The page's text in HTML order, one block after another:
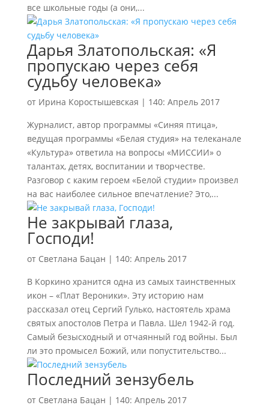
все школьные годы (а они,...
Дарья Златопольская: «Я
пропускаю через себя
судьбу человека»
от Ирина Коростышевская | 140: Апрель 2017
Журналист, автор программы «Синяя птица»,
ведущая программы «Белая студия» на телеканале
«Культура» ответила на вопросы «МИССИИ» о
талантах, детях, воспитании и творчестве.
Разговор с каким героем «Белой студии» произвел
на вас наиболее сильное впечатление? Это,...
Не закрывай глаза,
Господи!
от Светлана Бацан | 140: Апрель 2017
В Коркино хранится одна из самых таинственных
икон – «Плат Вероники». Эту историю нам
рассказал отец Сергий Гулько, настоятель храма
святых апостолов Петра и Павла. Шел 1942-й год.
Самый безысходный и отчаянный год войны. Был
ли это промысел Божий, или попустительство...
Последний зензубель
от Светлана Бацан | 140: Апрель 2017